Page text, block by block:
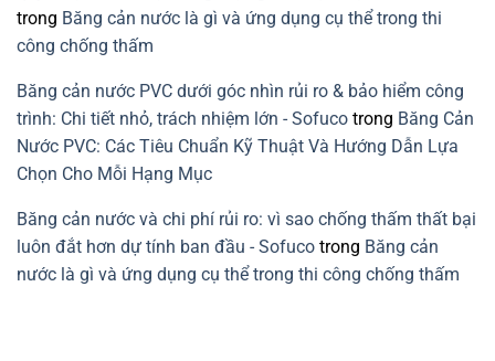
trong Băng cản nước là gì và ứng dụng cụ thể trong thi
công chống thấm
Băng cản nước PVC dưới góc nhìn rủi ro & bảo hiểm công
trình: Chi tiết nhỏ, trách nhiệm lớn - Sofuco trong Băng Cản
Nước PVC: Các Tiêu Chuẩn Kỹ Thuật Và Hướng Dẫn Lựa
Chọn Cho Mỗi Hạng Mục
Băng cản nước và chi phí rủi ro: vì sao chống thấm thất bại
luôn đắt hơn dự tính ban đầu - Sofuco trong Băng cản
nước là gì và ứng dụng cụ thể trong thi công chống thấm